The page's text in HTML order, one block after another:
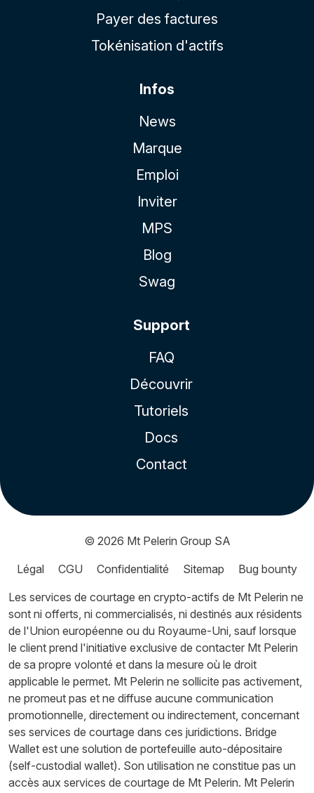
Payer des factures
Tokénisation d'actifs
Infos
News
Marque
Emploi
Inviter
MPS
Blog
Swag
Support
FAQ
Découvrir
Tutoriels
Docs
Contact
© 2026 Mt Pelerin Group SA
Légal
CGU Confidentialité Sitemap
Bug bounty
Les services de courtage en crypto-actifs de Mt Pelerin ne
sont ni offerts, ni commercialisés, ni destinés aux résidents
de l'Union européenne ou du Royaume-Uni, sauf lorsque
le client prend l'initiative exclusive de contacter Mt Pelerin
de sa propre volonté et dans la mesure où le droit
applicable le permet. Mt Pelerin ne sollicite pas activement,
ne promeut pas et ne diffuse aucune communication
promotionnelle, directement ou indirectement, concernant
ses services de courtage dans ces juridictions. Bridge
Wallet est une solution de portefeuille auto-dépositaire
(self-custodial wallet). Son utilisation ne constitue pas un
accès aux services de courtage de Mt Pelerin. Mt Pelerin